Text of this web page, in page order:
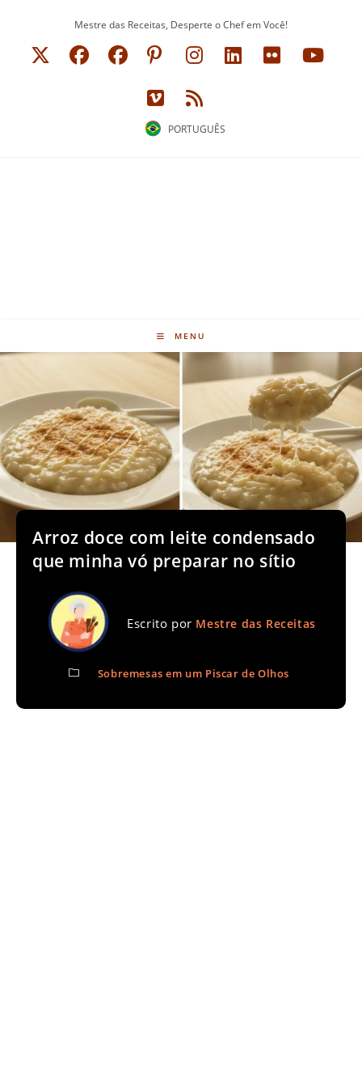
Mestre das Receitas, Desperte o Chef em Você!
PORTUGUÊS
MENU
Arroz doce com leite condensado
que minha vó preparar no sítio
Escrito por Mestre das Receitas
Sobremesas em um Piscar de Olhos